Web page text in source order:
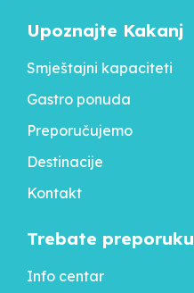
Upoznajte Kakanj
Smještajni kapaciteti
Gastro ponuda
Preporučujemo
Destinacije
Kontakt
Trebate preporuku
Info centar